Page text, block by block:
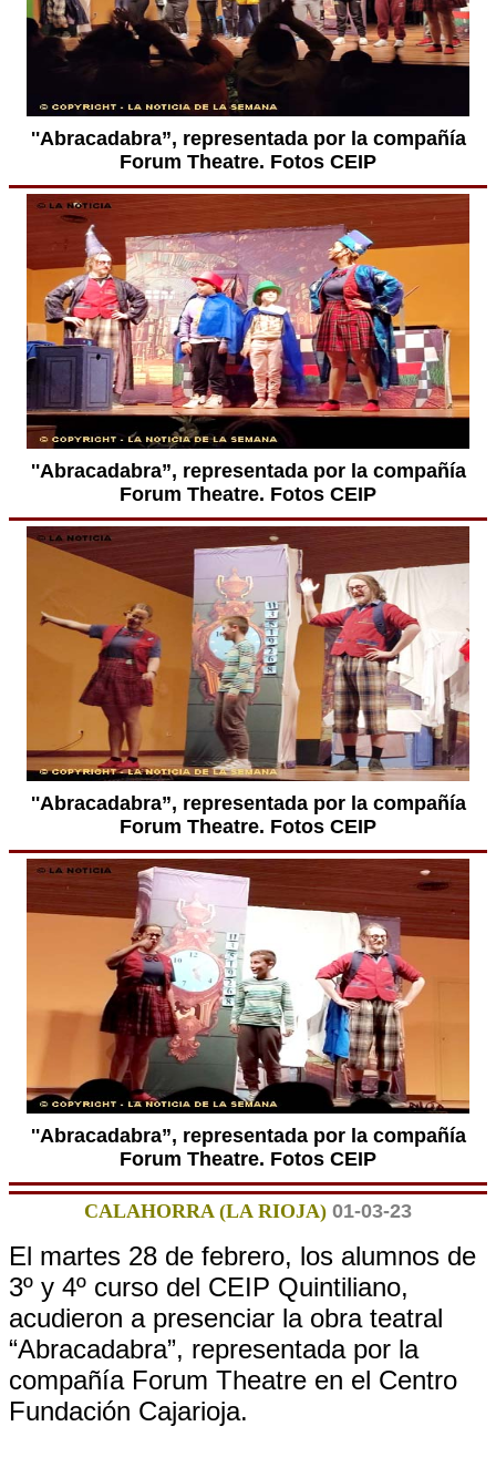
''Abracadabra”, representada por la compañía
Forum Theatre. Fotos CEIP
''Abracadabra”, representada por la compañía
Forum Theatre. Fotos CEIP
''Abracadabra”, representada por la compañía
Forum Theatre. Fotos CEIP
''Abracadabra”, representada por la compañía
Forum Theatre. Fotos CEIP
CALAHORRA (LA RIOJA) 01-03-23
El martes 28 de febrero, los alumnos de
3º y 4º curso del CEIP Quintiliano,
acudieron a presenciar la obra teatral
“Abracadabra”, representada por la
compañía Forum Theatre en el Centro
Fundación Cajarioja.